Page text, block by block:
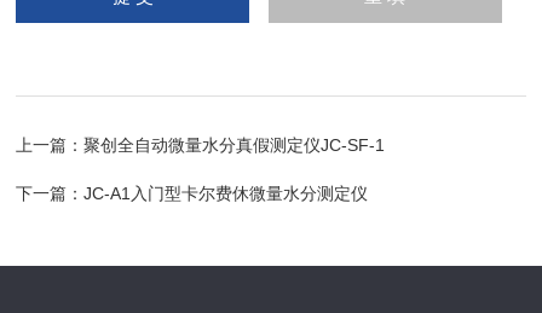
上一篇：聚创全自动微量水分真假测定仪JC-SF-1
下一篇：JC-A1入门型卡尔费休微量水分测定仪